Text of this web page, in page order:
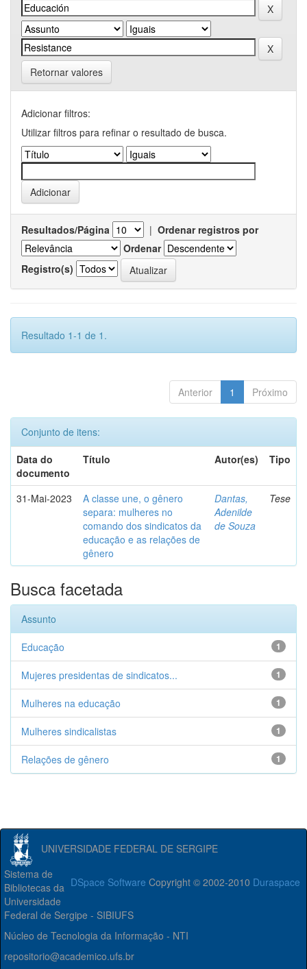
Retornar valores
Adicionar filtros:
Utilizar filtros para refinar o resultado de busca.
Resultados/Página | Ordenar registros por
Ordenar
Registro(s)
Resultado 1-1 de 1.
Anterior 1 Próximo
Conjunto de itens:
Data do
documento
Título Autor(es) Tipo
31-Mai-2023
A classe une, o gênero
separa: mulheres no
comando dos sindicatos da
educação e as relações de
gênero
Dantas,
Adenilde
de Souza
Tese
Busca facetada
Assunto
1
Educação
1
Mujeres presidentas de sindicatos...
1
Mulheres na educação
1
Mulheres sindicalistas
1
Relações de gênero
UNIVERSIDADE FEDERAL DE SERGIPE
DSpace Software Copyright © 2002-2010 Duraspace
Sistema de
Bibliotecas da
Universidade
Federal de Sergipe - SIBIUFS
Núcleo de Tecnologia da Informação - NTI
repositorio@academico.ufs.br